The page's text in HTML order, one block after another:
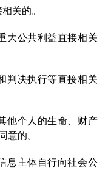
关的。
大公共利益直接相关
判决执行等直接相关
他个人的生命、财产
的。
息主体自行向社会公